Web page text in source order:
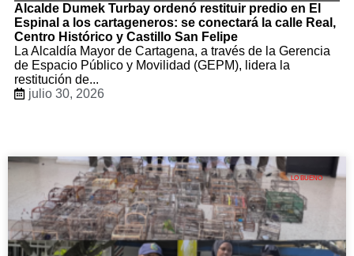
Alcalde Dumek Turbay ordenó restituir predio en El
Espinal a los cartageneros: se conectará la calle Real,
Centro Histórico y Castillo San Felipe
La Alcaldía Mayor de Cartagena, a través de la Gerencia
de Espacio Público y Movilidad (GEPM), lidera la
restitución de...
julio 30, 2026
LO BUENO